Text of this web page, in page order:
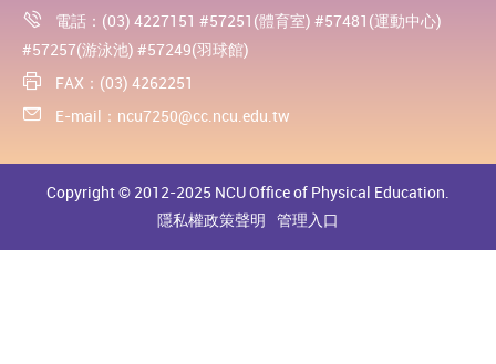
電話：(03) 4227151 #57251(體育室) #57481(運動中心)
#57257(游泳池) #57249(羽球館)
FAX：(03) 4262251
E-mail： ncu7250@cc.ncu.edu.tw
Copyright © 2012-2025 NCU Office of Physical Education.
隱私權政策聲明 管理入口